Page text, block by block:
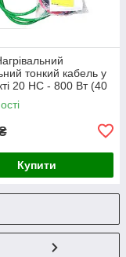
тонкий кабель у
20 HC - 800 Вт (40
Купити